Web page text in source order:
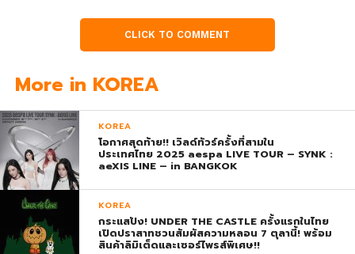
CLICK TO COMMENT
More in KOREA
KOREA
โอกาศสุดท้าย!! เวิลด์ทัวร์ครั้งที่สามใน
ประเทศไทย 2025 aespa LIVE TOUR – SYNK :
aeXIS LINE – in BANGKOK
KOREA
กระแสปัง! UNDER THE CASTLE ครั้งแรกในไทย
เปิดปราสาทชวนสัมผัสความหลอน 7 ตุลานี้! พร้อม
สินค้าลิมิเต็ดและเซอร์ไพรส์พิเศษ!!